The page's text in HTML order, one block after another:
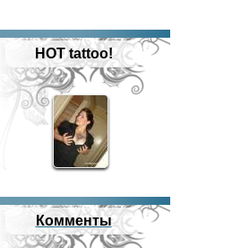
HOT tattoo!
Комменты